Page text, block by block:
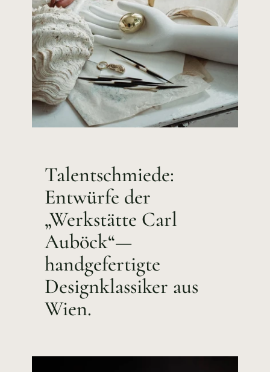
Talentschmiede:
Entwürfe der
„Werkstätte Carl
Auböck“—
handgefertigte
Designklassiker aus
Wien.